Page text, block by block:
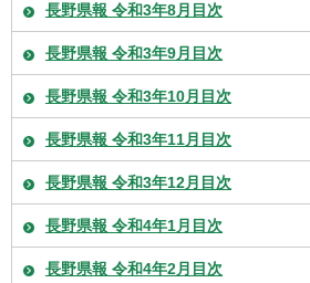
長野県報 令和3年8月目次
長野県報 令和3年9月目次
長野県報 令和3年10月目次
長野県報 令和3年11月目次
長野県報 令和3年12月目次
長野県報 令和4年1月目次
長野県報 令和4年2月目次